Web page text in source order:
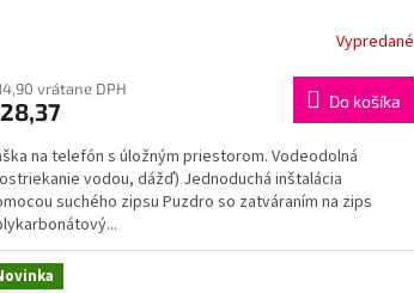
Vypredané
vrátane DPH
Do košíka
na telefón s úložným priestorom. Vodeodolná
vodou, dážď) Jednoduchá inštalácia
suchého zipsu Puzdro so zatváraním na zips